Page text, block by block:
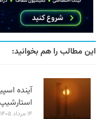
این مطالب را هم بخوانید:
آینده
۱۴ مرداد ۱۴۰۵